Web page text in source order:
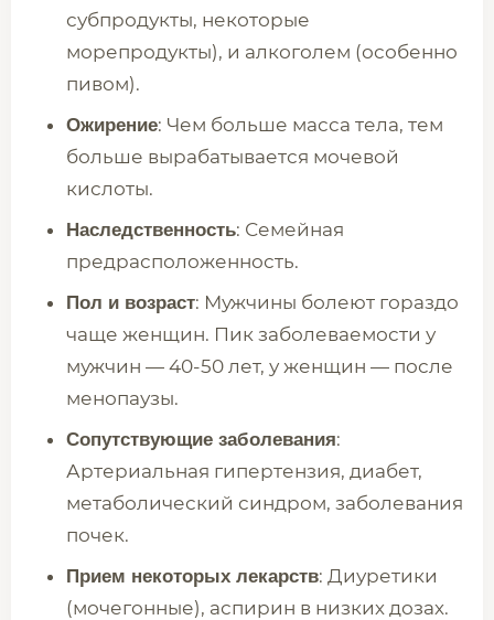
субпродукты, некоторые
морепродукты), и алкоголем (особенно
пивом).
Ожирение: Чем больше масса тела, тем
больше вырабатывается мочевой
кислоты.
Наследственность: Семейная
предрасположенность.
Пол и возраст: Мужчины болеют гораздо
чаще женщин. Пик заболеваемости у
мужчин — 40-50 лет, у женщин — после
менопаузы.
Сопутствующие заболевания:
Артериальная гипертензия, диабет,
метаболический синдром, заболевания
почек.
Прием некоторых лекарств: Диуретики
(мочегонные), аспирин в низких дозах.